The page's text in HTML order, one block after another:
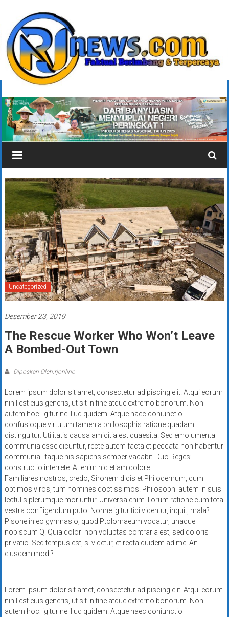
konten
rjonlinenews.com
Faktual
Berimbang
dan
Terpercaya
Uncategorized
Desember 23, 2019
The Rescue Worker Who Won’t Leave
A Bombed-Out Town
Diposkan Oleh:rjonline
Lorem ipsum dolor sit amet, consectetur adipiscing elit. Atqui eorum
nihil est eius generis, ut sit in fine atque extrerno bonorum. Non
autem hoc: igitur ne illud quidem. Atque haec coniunctio
confusioque virtutum tamen a philosophis ratione quadam
distinguitur. Utilitatis causa amicitia est quaesita. Sed emolumenta
communia esse dicuntur, recte autem facta et peccata non habentur
communia. Itaque his sapiens semper vacabit. Duo Reges:
constructio interrete. At enim hic etiam dolore.
Familiares nostros, credo, Sironem dicis et Philodemum, cum
optimos viros, tum homines doctissimos. Philosophi autem in suis
lectulis plerumque moriuntur. Universa enim illorum ratione cum tota
vestra confligendum puto. Nonne igitur tibi videntur, inquit, mala?
Pisone in eo gymnasio, quod Ptolomaeum vocatur, unaque
nobiscum Q. Quia dolori non voluptas contraria est, sed doloris
privatio. Sed tempus est, si videtur, et recta quidem ad me. An
eiusdem modi?
Lorem ipsum dolor sit amet, consectetur adipiscing elit. Atqui eorum
nihil est eius generis, ut sit in fine atque extrerno bonorum. Non
autem hoc: igitur ne illud quidem. Atque haec coniunctio